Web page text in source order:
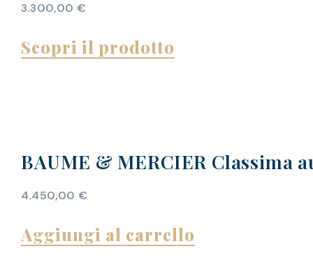
3.300,00 €
Scopri il prodotto
BAUME & MERCIER Classima
4.450,00 €
Aggiungi al carrello